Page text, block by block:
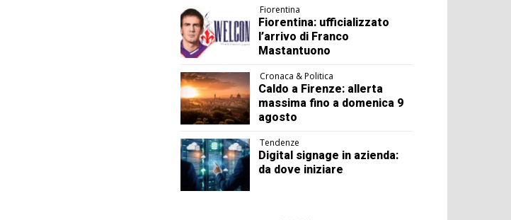
Fiorentina
Fiorentina: ufficializzato
l’arrivo di Franco
Mastantuono
Cronaca & Politica
Caldo a Firenze: allerta
massima fino a domenica 9
agosto
Tendenze
Digital signage in azienda:
da dove iniziare